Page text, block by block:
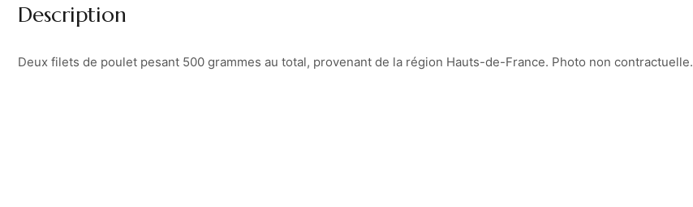
d
Description
Deux filets de poulet pesant 500 grammes au total, provenant de la région Hauts-de-France. Photo non contractuelle.